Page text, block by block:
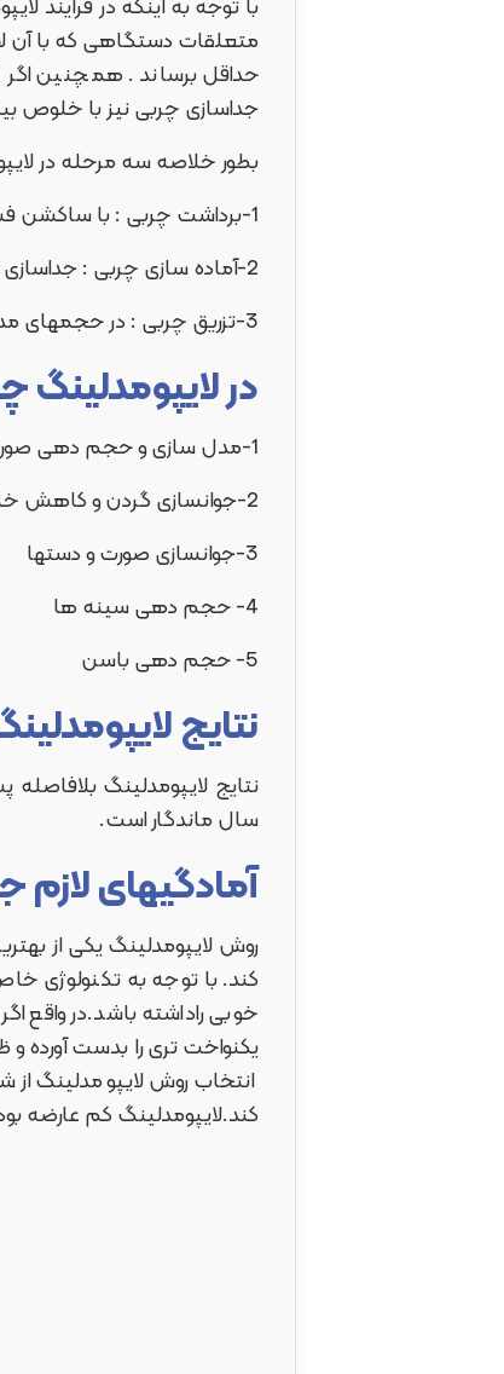
متعلقات دستگاهی که با آن
حداقل برساند . همچنین
جداسازی چربی نیز با خلوص
بطور خلاصه سه مرحله در
1-برداشت چربی : با ساکشن فشار ضعیف و تنظیم شده
2-آماده سازی چربی : جداسازی سلولهای چربی از خون و سایر مایعات بدن
3-تزریق چربی : در حجمهای مدنظر و در نواحی مختلف بدن
در لایپومدلینگ
1-مدل سازی و حجم دهی صورت وکاهش چروکهای آن
2-جوانسازی گردن و کاهش خطوط افقی آن
3-جوانسازی صورت و دستها
4- حجم دهی سینه ها
5- حجم دهی باسن
نتایج
نتایج لایپومدلینگ
سال ماندگار است.
آمادگیهای
روش لایپومدلینگ یکی از
کند. با توجه به تکنولوژی
خوبی راداشته باشد.در
یکنواخت تری را بدست آورده و
انتخاب روش لایپومدلینگ
کند.لایپومدلینگ کم عارضه